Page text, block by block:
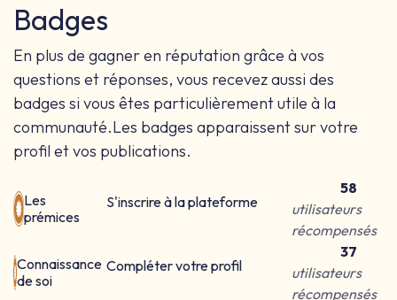
Badges
En plus de gagner en réputation grâce à vos
questions et réponses, vous recevez aussi des
badges si vous êtes particulièrement utile à la
communauté.Les badges apparaissent sur votre
profil et vos publications.
Les
prémices
S'inscrire à la plateforme
58
utilisateurs
récompensés
Connaissance
de soi
Compléter votre profil
37
utilisateurs
récompensés